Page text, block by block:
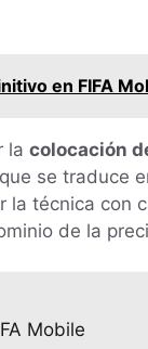
en FIFA
la colocación
se traduce
técnica con
de la
Mobile